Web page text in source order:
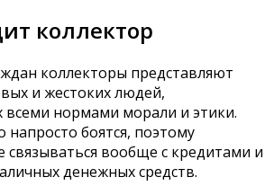
коллектор
коллекторы представляют
и жестоких людей,
нормами морали и этики.
напросто боятся, поэтому
связываться вообще с кредитами и
денежных средств.